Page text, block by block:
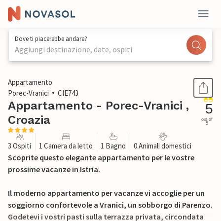
Dove ti piacerebbe andare?
Aggiungi destinazione, date, ospiti
1 / 26
Appartamento
Porec-Vranici
CIE743
Appartamento - Porec-Vranici ,
Croazia
5
out of
5
3 Ospiti 1 Camera da letto 1 Bagno 0 Animali domestici
Scoprite questo elegante appartamento per le vostre
prossime vacanze in Istria.
Il moderno appartamento per vacanze vi accoglie per un
soggiorno confortevole a Vranici, un sobborgo di Parenzo.
Godetevi i vostri pasti sulla terrazza privata, circondata